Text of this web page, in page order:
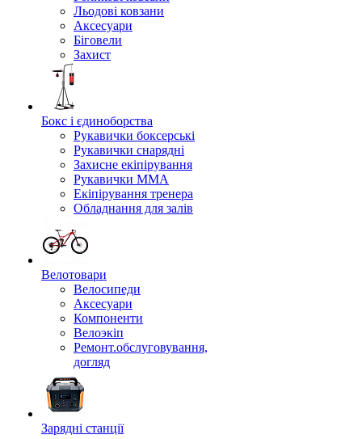
Льодові ковзани
Аксесуари
Біговели
Захист
Бокс і єдиноборства
Рукавички боксерські
Рукавички снарядні
Захисне екіпірування
Рукавички ММА
Екіпірування тренера
Обладнання для залів
Велотовари
Велосипеди
Аксесуари
Компоненти
Велоэкіп
Ремонт.обслуговування,
догляд
Зарядні станції